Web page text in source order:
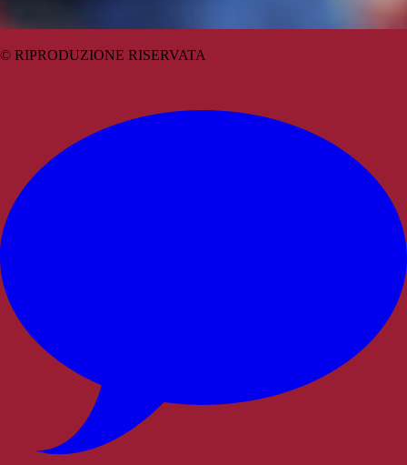
© RIPRODUZIONE RISERVATA